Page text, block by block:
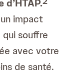
impact
qui souffre
avec votre
de santé.